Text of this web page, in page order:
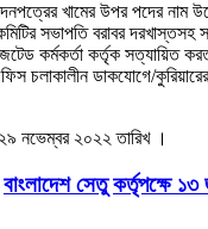
খামের উপর পদের নাম
সভাপতি বরাবর
কর্মকর্তা কর্তৃক সত্যায়িত
চলাকালীন ডাকযোগে/
নভেম্বর ২০২২ তারিখ ।
বাংলাদেশ সেতু কর্তৃপক্ষে